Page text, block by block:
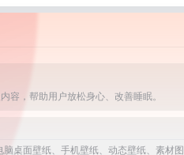
容，帮助用户放松身心、改善睡眠。